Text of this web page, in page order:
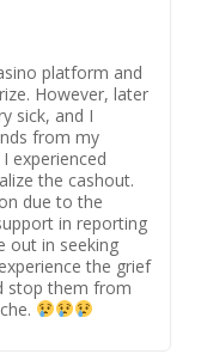
platform and
However, later
sick, and I
from my
experienced
the cashout.
due to the
in reporting
out in seeking
the grief
stop them from